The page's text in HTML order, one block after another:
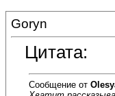
Goryn
Цитата:
Сообщение от